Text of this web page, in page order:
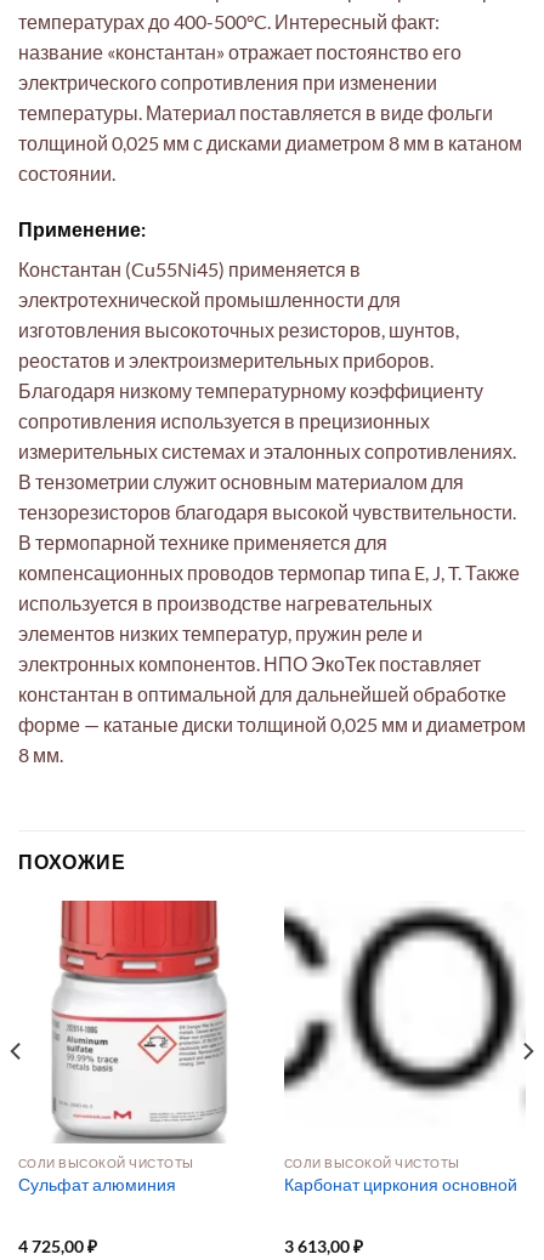
температурах до 400-500°C. Интересный факт:
название «константан» отражает постоянство его
электрического сопротивления при изменении
температуры. Материал поставляется в виде фольги
толщиной 0,025 мм с дисками диаметром 8 мм в катаном
состоянии.
Применение:
Константан (Cu55Ni45) применяется в
электротехнической промышленности для
изготовления высокоточных резисторов, шунтов,
реостатов и электроизмерительных приборов.
Благодаря низкому температурному коэффициенту
сопротивления используется в прецизионных
измерительных системах и эталонных сопротивлениях.
В тензометрии служит основным материалом для
тензорезисторов благодаря высокой чувствительности.
В термопарной технике применяется для
компенсационных проводов термопар типа E, J, T. Также
используется в производстве нагревательных
элементов низких температур, пружин реле и
электронных компонентов. НПО ЭкоТек поставляет
константан в оптимальной для дальнейшей обработке
форме — катаные диски толщиной 0,025 мм и диаметром
8 мм.
ПОХОЖИЕ
СОЛИ ВЫСОКОЙ ЧИСТОТЫ
Сульфат алюминия
4 725,00₽
СОЛИ ВЫСОКОЙ ЧИСТОТЫ
Карбонат циркония основной
3 613,00₽